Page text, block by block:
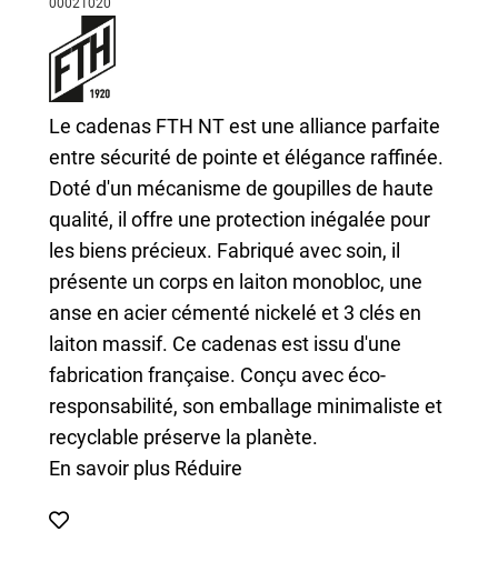
Le cadenas FTH NT est une alliance parfaite
entre sécurité de pointe et élégance raffinée.
Doté d'un mécanisme de goupilles de haute
qualité, il offre une protection inégalée pour
les biens précieux. Fabriqué avec soin, il
présente un corps en laiton monobloc, une
anse en acier cémenté nickelé et 3 clés en
laiton massif. Ce cadenas est issu d'une
fabrication française. Conçu avec éco-
responsabilité, son emballage minimaliste et
recyclable préserve la planète.
En savoir plus Réduire